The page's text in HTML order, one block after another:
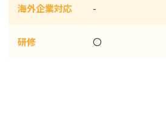
海外企業対応 -
研修 〇